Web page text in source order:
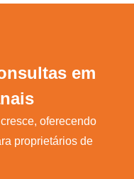
em
oferecendo
proprietários de